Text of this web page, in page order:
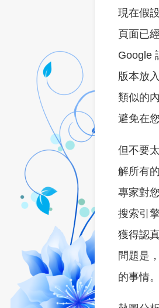
現在假
頁面已
Google
版本放
類似的
避免在
但不要
解所有
專家對
搜索引
獲得認
問題是
的事情。